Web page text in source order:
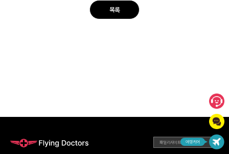
목록
패밀리사이트